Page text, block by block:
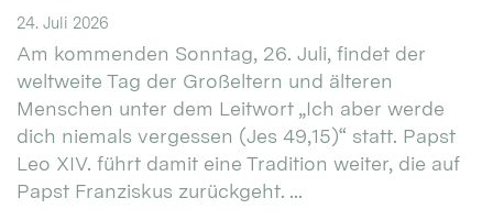
24. Juli 2026
Am kommenden Sonntag, 26. Juli, findet der
weltweite Tag der Großeltern und älteren
Menschen unter dem Leitwort „Ich aber werde
dich niemals vergessen (Jes 49,15)“ statt. Papst
Leo XIV. führt damit eine Tradition weiter, die auf
Papst Franziskus zurückgeht. ...